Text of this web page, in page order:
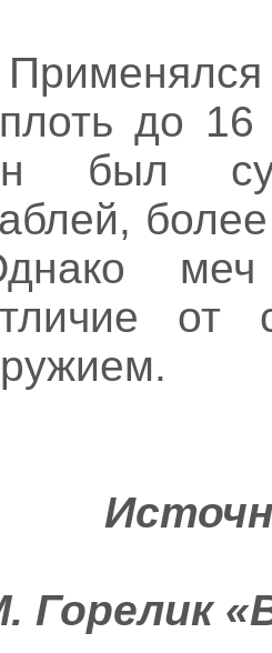
до
был
от
Горелик